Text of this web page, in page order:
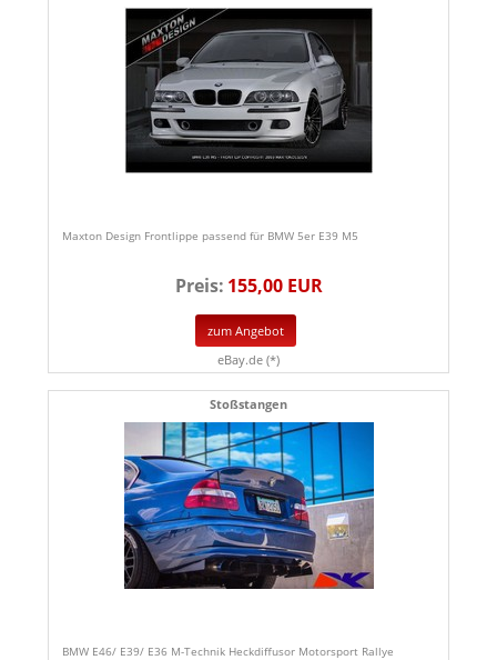
Maxton Design Frontlippe passend für BMW 5er E39 M5
Preis: 155,00 EUR
zum Angebot
eBay.de (*)
Stoßstangen
BMW E46/ E39/ E36 M-Technik Heckdiffusor Motorsport Rallye